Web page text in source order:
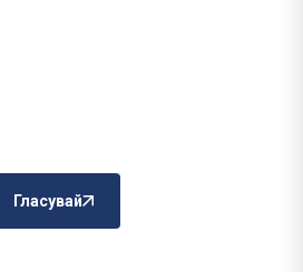
Гласувай